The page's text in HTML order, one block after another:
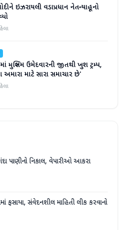
ઇઝરાયલી વડાપ્રધાન નેતન્યાહૂનો
મુસ્લિમ ઉમેદવારની જીતથી ખુશ ટ્રમ્પ,
માટે સારા સમાચાર છે'
પાણીનો નિકાલ, વેપારીઓ આકરા
ફસાયા, સંવેદનશીલ માહિતી લીક કરવાનો